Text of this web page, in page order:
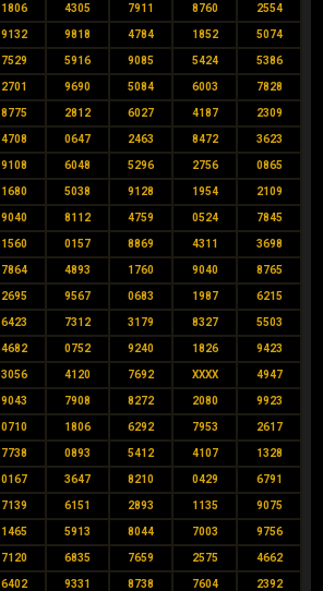
1806 4305 7911 8760 2554
9132 9818 4784 1852 5074
7529 5916 9085 5424 5386
2701 9690 5084 6003 7828
8775 2812 6027 4187 2309
4708 0647 2463 8472 3623
9108 6048 5296 2756 0865
1680 5038 9128 1954 2109
9040 8112 4759 0524 7845
1560 0157 8869 4311 3698
7864 4893 1760 9040 8765
2695 9567 0683 1987 6215
6423 7312 3179 8327 5503
4682 0752 9240 1826 9423
3056 4120 7692 XXXX 4947
9043 7908 8272 2080 9923
0710 1806 6292 7953 2617
7738 0893 5412 4107 1328
0167 3647 8210 0429 6791
7139 6151 2893 1135 9075
1465 5913 8044 7003 9756
7120 6835 7659 2575 4662
6402 9331 8738 7604 2392